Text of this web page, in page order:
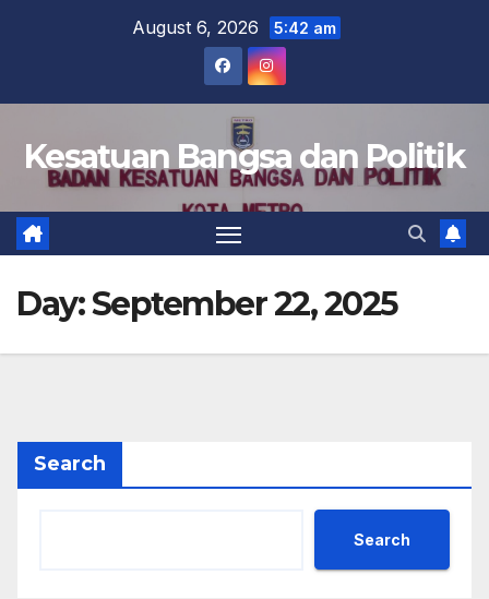
August 6, 2026 5:42 am
Kesatuan Bangsa dan Politik
Day:September 22, 2025
Search
Search